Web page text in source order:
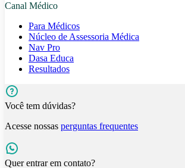
Canal Médico
Para Médicos
Núcleo de Assessoria Médica
Nav Pro
Dasa Educa
Resultados
Você tem dúvidas?
Acesse nossas perguntas frequentes
Quer entrar em contato?